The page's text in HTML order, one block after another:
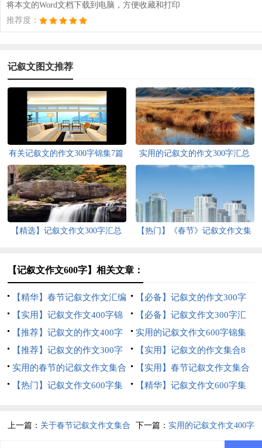
将本文的Word文档下载到电脑，方便收藏和打印
推荐度：
记叙文图文推荐
有关记叙文的作文300字锦集7篇
实用的记叙文的作文300字汇总
八篇
【精选】记叙文作文300字汇总
【热门】《春节》记叙文作文集
【记叙文作文600字】相关文章：
【精华】春节记叙文作文汇编
十篇
【必备】记叙文的作文300字
汇总5篇
【实用】记叙文作文400字锦
集七篇
【必备】记叙文作文300字汇
编八篇
【推荐】记叙文的作文400字
汇总十篇
实用的记叙文作文600字锦集
六篇
【推荐】记叙文的作文300字
集合7篇
【实用】记叙文的作文集合8
篇
实用的春节的记叙文作文集合
七篇
【实用】春节记叙文作文集合
九篇
【热门】记叙文作文600字集
【精华】记叙文作文600字集
上一篇： 关于春节记叙文作文集合 下一篇： 实用的记叙文作文400字